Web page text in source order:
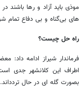
موذی باید آزاد و رها باشند
های بی‌گناه و بی دفاع تمام
راه حل چیست؟
فرماندار شیراز ادامه
اطراف این کلانشهر جدی
بصورت گله ای در حال تردداند.